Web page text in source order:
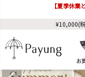
【夏季休業
¥10,000(
お